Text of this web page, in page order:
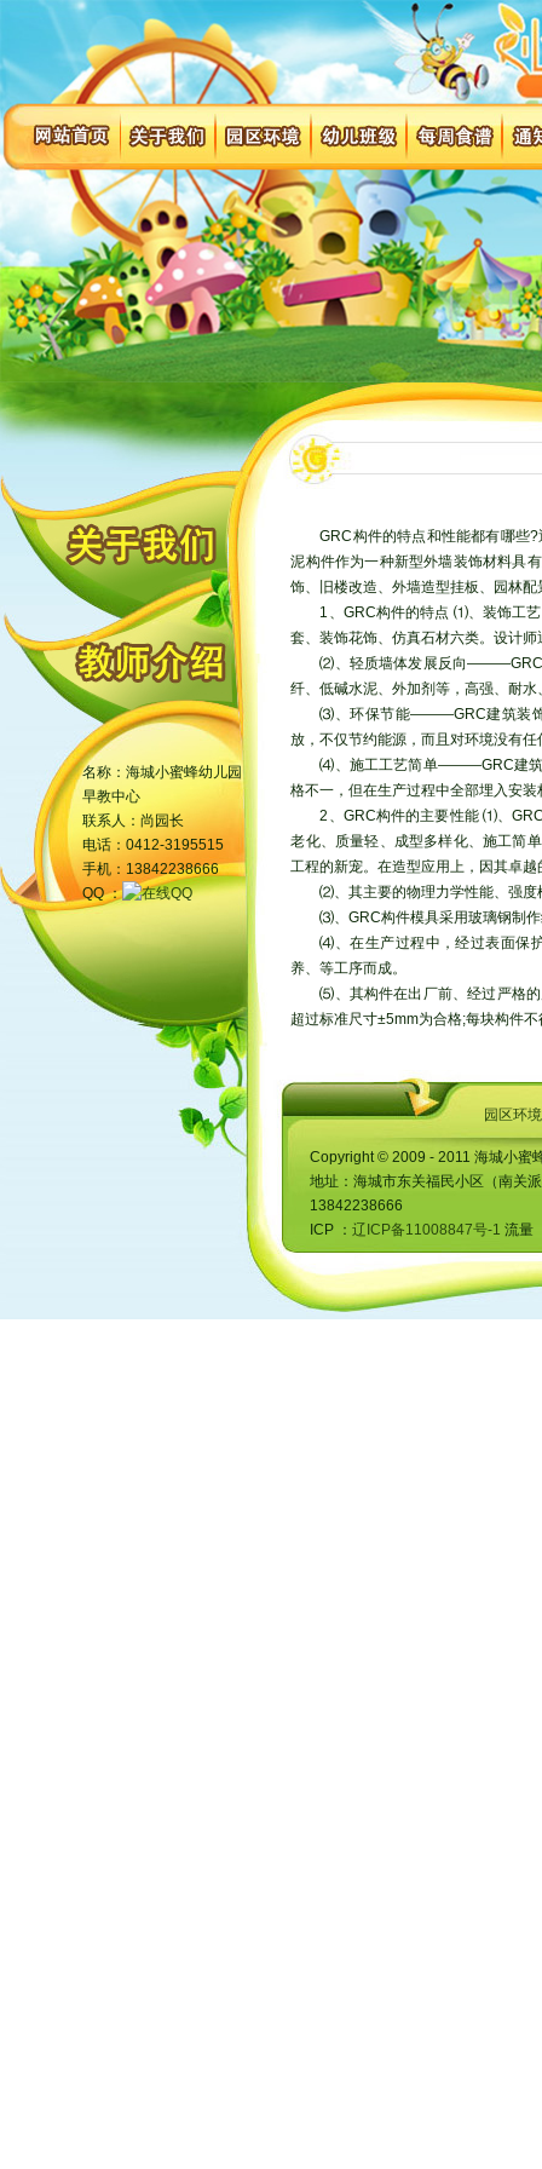
园区环境
GRC构件的特点和性能都有哪些
泥构件作为一种新型外墙装饰材料具
饰、旧楼改造、外墙造型挂板、园林配
1、GRC构件的特点 ⑴、装饰工
套、装饰花饰、仿真石材六类。设计
⑵、轻质墙体发展反向———GRC
纤、低碱水泥、外加剂等，高强、耐
⑶、环保节能———GRC建筑装饰
放，不仅节约能源，而且对环境没有任
⑷、施工工艺简单———GRC建筑
格不一，但在生产过程中全部埋入安
2、GRC构件的主要性能 ⑴、
老化、质量轻、成型多样化、施工简
工程的新宠。在造型应用上，因其卓
⑵、其主要的物理力学性能、强
⑶、GRC构件模具采用玻璃钢制
⑷、在生产过程中，经过表面保
养、等工序而成。
⑸、其构件在出厂前、经过严格
超过标准尺寸±5mm为合格;每块构件
Copyright © 2009 - 2011 海城小蜜
地址：海城市东关福民小区（南关
13842238666
ICP ： 辽ICP备11008847号-1 流量
名称：海城小蜜蜂幼儿园
早教中心
联系人：尚园长
电话：0412-3195515
手机：13842238666
QQ ：